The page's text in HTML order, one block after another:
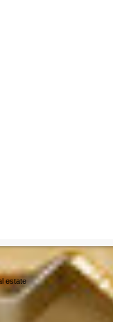
estate